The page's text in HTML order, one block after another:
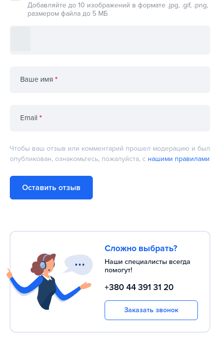
Добавляйте до 10 изображений в формате .jpg, .gif, .png,
размером файла до 5 МБ
Ваше имя *
Email *
Чтобы ваш отзыв или комментарий прошел модерацию и был
опубликован, ознакомьтесь, пожалуйста, с нашими правилами
Оставить отзыв
Сложно выбрать?
Наши специалисты всегда
помогут!
+380 44 391 31 20
Заказать звонок